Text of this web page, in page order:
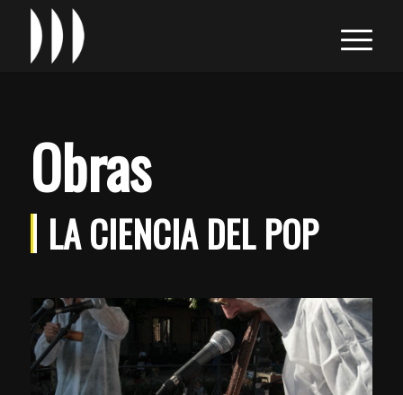
Obras
LA CIENCIA DEL POP